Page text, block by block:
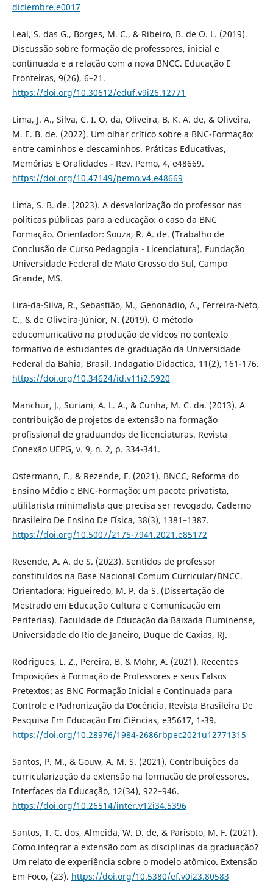
diciembre.e0017
Leal, S. das G., Borges, M. C., & Ribeiro, B. de O. L. (2019).
Discussão sobre formação de professores, inicial e
continuada e a relação com a nova BNCC. Educação E
Fronteiras, 9(26), 6–21.
https://doi.org/10.30612/eduf.v9i26.12771
Lima, J. A., Silva, C. I. O. da, Oliveira, B. K. A. de, & Oliveira,
M. E. B. de. (2022). Um olhar crítico sobre a BNC-Formação:
entre caminhos e descaminhos. Práticas Educativas,
Memórias E Oralidades - Rev. Pemo, 4, e48669.
https://doi.org/10.47149/pemo.v4.e48669
Lima, S. B. de. (2023). A desvalorização do professor nas
políticas públicas para a educação: o caso da BNC
Formação. Orientador: Souza, R. A. de. (Trabalho de
Conclusão de Curso Pedagogia - Licenciatura). Fundação
Universidade Federal de Mato Grosso do Sul, Campo
Grande, MS.
Lira-da-Silva, R., Sebastião, M., Genonádio, A., Ferreira-Neto,
C., & de Oliveira-Júnior, N. (2019). O método
educomunicativo na produção de vídeos no contexto
formativo de estudantes de graduação da Universidade
Federal da Bahia, Brasil. Indagatio Didactica, 11(2), 161-176.
https://doi.org/10.34624/id.v11i2.5920
Manchur, J., Suriani, A. L. A., & Cunha, M. C. da. (2013). A
contribuição de projetos de extensão na formação
profissional de graduandos de licenciaturas. Revista
Conexão UEPG, v. 9, n. 2, p. 334-341.
Ostermann, F., & Rezende, F. (2021). BNCC, Reforma do
Ensino Médio e BNC-Formação: um pacote privatista,
utilitarista minimalista que precisa ser revogado. Caderno
Brasileiro De Ensino De Física, 38(3), 1381–1387.
https://doi.org/10.5007/2175-7941.2021.e85172
Resende, A. A. de S. (2023). Sentidos de professor
constituídos na Base Nacional Comum Curricular/BNCC.
Orientadora: Figueiredo, M. P. da S. (Dissertação de
Mestrado em Educação Cultura e Comunicação em
Periferias). Faculdade de Educação da Baixada Fluminense,
Universidade do Rio de Janeiro, Duque de Caxias, RJ.
Rodrigues, L. Z., Pereira, B. & Mohr, A. (2021). Recentes
Imposições à Formação de Professores e seus Falsos
Pretextos: as BNC Formação Inicial e Continuada para
Controle e Padronização da Docência. Revista Brasileira De
Pesquisa Em Educação Em Ciências, e35617, 1-39.
https://doi.org/10.28976/1984-2686rbpec2021u12771315
Santos, P. M., & Gouw, A. M. S. (2021). Contribuições da
curricularização da extensão na formação de professores.
Interfaces da Educação, 12(34), 922–946.
https://doi.org/10.26514/inter.v12i34.5396
Santos, T. C. dos, Almeida, W. D. de, & Parisoto, M. F. (2021).
Como integrar a extensão com as disciplinas da graduação?
Um relato de experiência sobre o modelo atômico. Extensão
Em Foco, (23). https://doi.org/10.5380/ef.v0i23.80583